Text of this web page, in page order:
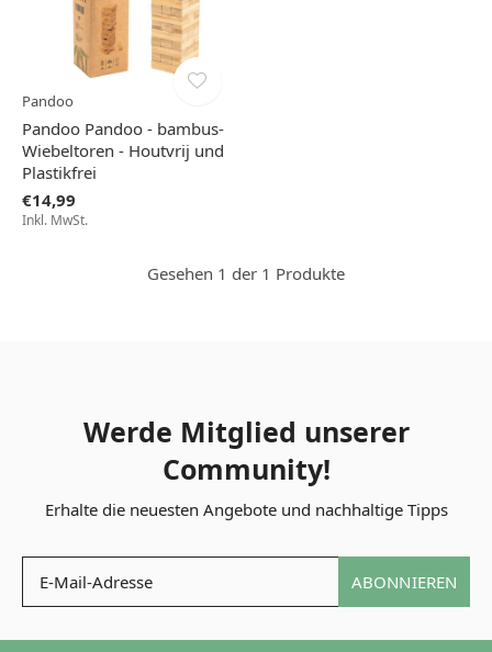
Pandoo
Pandoo Pandoo - bambus-
Wiebeltoren - Houtvrij und
Plastikfrei
€14,99
Inkl. MwSt.
Gesehen 1 der 1 Produkte
Werde Mitglied unserer
Community!
Erhalte die neuesten Angebote und nachhaltige Tipps
ABONNIEREN